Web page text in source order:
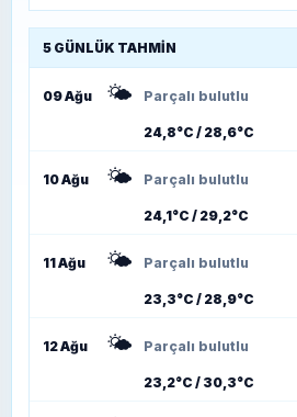
5 GÜNLÜK TAHMIN
09 Ağu 🌤️ Parçalı bulutlu
24,8°C / 28,6°C
10 Ağu 🌤️ Parçalı bulutlu
24,1°C / 29,2°C
11 Ağu 🌤️ Parçalı bulutlu
23,3°C / 28,9°C
12 Ağu 🌤️ Parçalı bulutlu
23,2°C / 30,3°C